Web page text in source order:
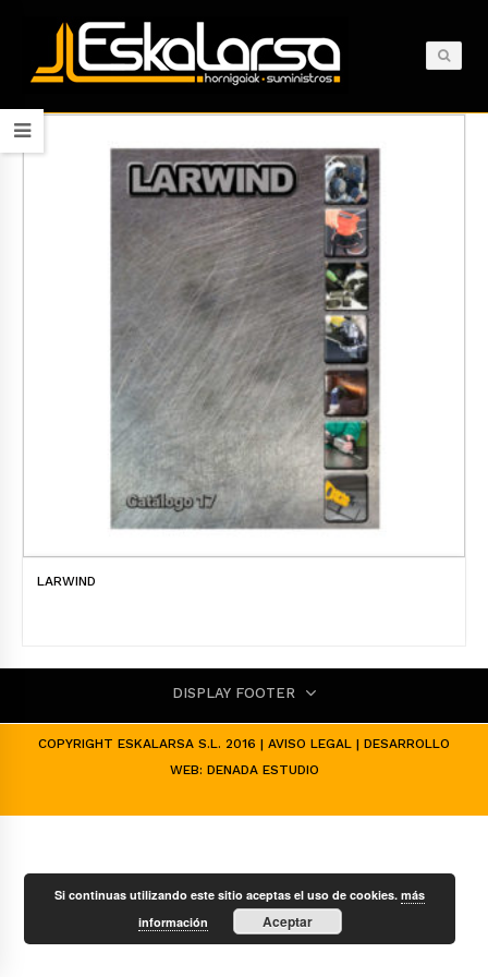
LARWIND
DISPLAY FOOTER
COPYRIGHT ESKALARSA S.L. 2016 | AVISO LEGAL | DESARROLLO
WEB: DENADA ESTUDIO
Si continuas utilizando este sitio aceptas el uso de cookies.más
información
Aceptar